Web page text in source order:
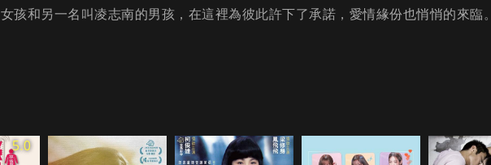
女孩和另一名叫凌志南的男孩，在這裡為彼此許下了承諾，愛情緣份也悄悄的來臨。
5.0